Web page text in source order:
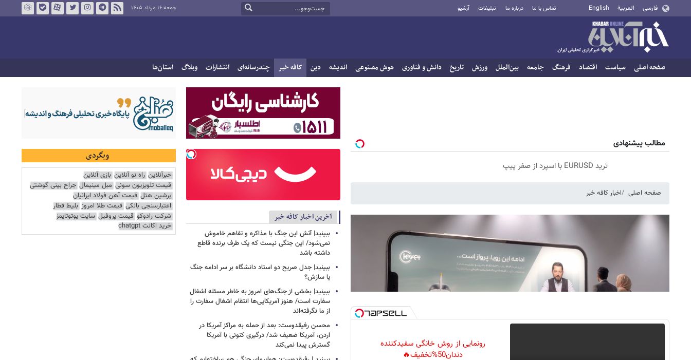
فارسی العربية English تماس با ما درباره ما تبلیغات آرشیو جمعه ۱۶ مرداد ۱۴۰۵
صفحه اصلی سیاست اقتصاد فرهنگ جامعه بین‌الملل ورزش تاریخ دانش و فناوری هوش مصنوعی اندیشه دین کافه خبر چندرسانه‌ای انتشارات وبلاگ استان‌ها
مطالب پیشنهادی
ترید EURUSD با اسپرد از صفر پیپ
صفحه اصلی اخبار کافه خبر
رونمایی از روش خانگی سفیدکننده
دندان50%تخفیف🔥
آخرین اخبار کافه خبر
ببینید| آتش این جنگ با مذاکره و تفاهم خاموش
نمی‌شود/ این جنگی نیست که یک طرف برنده قاطع
داشته باشد
ببینید| جدل صریح دو استاد دانشگاه بر سر ادامه جنگ
یا سازش؟
ببینید| بخشی از جنگ‌های امروز به خاطر مسئله اشغال
سفارت است/ هنوز آمریکایی‌ها انتقام اشغال سفارت را
از ما نگرفته‌اند
محسن رفیقدوست: بعد از حمله به مراکز آمریکا در
اردن، آمریکا ضعیف شد/ درگیری کنونی با آمریکا
گسترش پیدا نمی‌کند
وبگردی
خبرآنلاین راه نو آنلاین بازی آنلاین
قیمت تلویزیون سونی مبل مینیمال جراح بینی گوشتی
پرشین هتل قیمت آهن فولاد ایرانیان
اعتبارسنجی بانکی قیمت طلا امروز بلیط قطار
شرکت رادوکو قیمت پروفیل سایت یوتوتایمز
خرید اکانت chatgpt